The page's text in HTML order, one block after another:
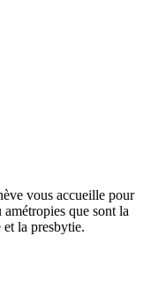
vous accueille pour
que sont la
la presbytie.